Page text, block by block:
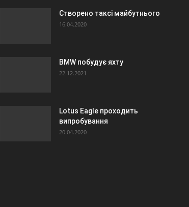
Створено таксі майбутнього
16.04.2020
BMW побудує яхту
22.12.2021
Lotus Eagle проходить
випробування
20.04.2020